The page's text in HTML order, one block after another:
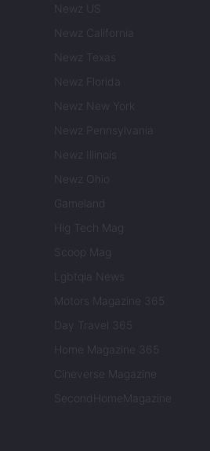
Newz US
Newz California
Newz Texas
Newz Florida
Newz New York
Newz Pennsylvania
Newz Illinois
Newz Ohio
Gameland
Hig Tech Mag
Scoop Mag
Lgbtqia News
Motors Magazine 365
Day Travel 365
Home Magazine 365
Cineverse Magazine
SecondHomeMagazine